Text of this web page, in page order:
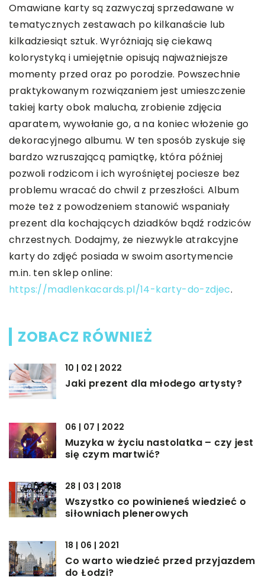
Omawiane karty są zazwyczaj sprzedawane w
tematycznych zestawach po kilkanaście lub
kilkadziesiąt sztuk. Wyróżniają się ciekawą
kolorystyką i umiejętnie opisują najważniejsze
momenty przed oraz po porodzie. Powszechnie
praktykowanym rozwiązaniem jest umieszczenie
takiej karty obok malucha, zrobienie zdjęcia
aparatem, wywołanie go, a na koniec włożenie go
dekoracyjnego albumu. W ten sposób zyskuje się
bardzo wzruszającą pamiątkę, która później
pozwoli rodzicom i ich wyrośniętej pociesze bez
problemu wracać do chwil z przeszłości. Album
może też z powodzeniem stanowić wspaniały
prezent dla kochających dziadków bądź rodziców
chrzestnych. Dodajmy, że niezwykle atrakcyjne
karty do zdjęć posiada w swoim asortymencie
m.in. ten sklep online:
https://madlenkacards.pl/14-karty-do-zdjec.
ZOBACZ RÓWNIEŻ
10 | 02 | 2022
Jaki prezent dla młodego artysty?
06 | 07 | 2022
Muzyka w życiu nastolatka – czy jest
się czym martwić?
28 | 03 | 2018
Wszystko co powinieneś wiedzieć o
siłowniach plenerowych
18 | 06 | 2021
Co warto wiedzieć przed przyjazdem
do Łodzi?